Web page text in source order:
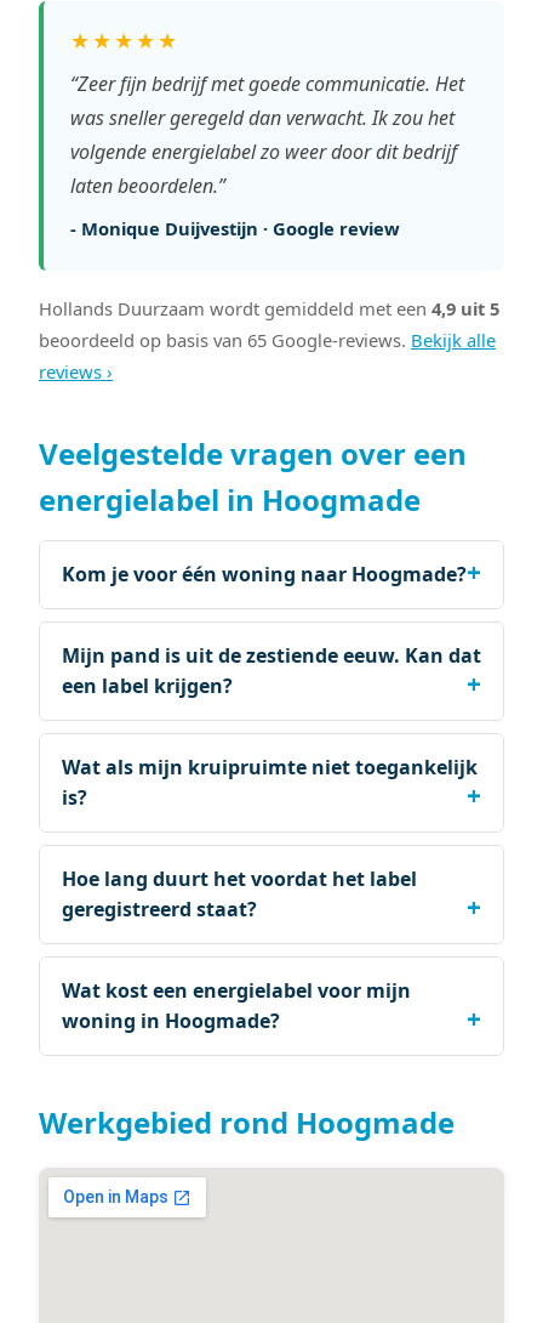
★★★★★
“Zeer fijn bedrijf met goede communicatie. Het
was sneller geregeld dan verwacht. Ik zou het
volgende energielabel zo weer door dit bedrijf
laten beoordelen.”
- Monique Duijvestijn · Google review
Hollands Duurzaam wordt gemiddeld met een 4,9 uit 5
beoordeeld op basis van 65 Google-reviews. Bekijk alle
reviews ›
Veelgestelde vragen over een
energielabel in Hoogmade
Kom je voor één woning naar Hoogmade?
Mijn pand is uit de zestiende eeuw. Kan dat
een label krijgen?
Wat als mijn kruipruimte niet toegankelijk
is?
Hoe lang duurt het voordat het label
geregistreerd staat?
Wat kost een energielabel voor mijn
woning in Hoogmade?
Werkgebied rond Hoogmade